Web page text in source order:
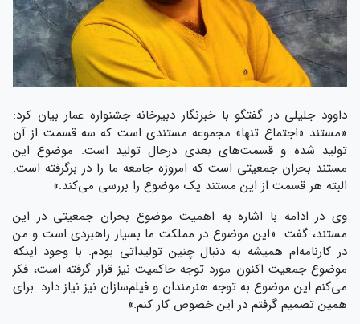
داوود جلیلی در گفتگو با خبرنگار دبیرخانه جشنواره عمار بیان کرد:
«مستند «اجتماع تنها» مجموعه مستندی است که سه قسمت از آن
تولید شده و قسمت‌های بعدی درحال تولید است. موضوع این
مستند بحران جمعیتی است که امروزه جامعه ما را در برگرفته است.
البته هر قسمت از این مستند یک موضوع را بررسی می‌کند.»
وی در ادامه با اشاره به اهمیت موضوع بحران جمعیتی در این
مستند، گفت: «این موضوع در مملکت ما بسیار راهبردی است و من
در کارنامه‌ام همیشه به دنبال چنین تولیداتی بودم. با وجود اینکه
موضوع جمعیت اکنون مورد توجه حاکمیت نیز قرار گرفته است، فکر
می‌کنم این موضوع به توجه هنرمندان و فیلم‌سازان نیز نیاز دارد. برای
همین تصمیم گرفتم در این خصوص کار کنم.»